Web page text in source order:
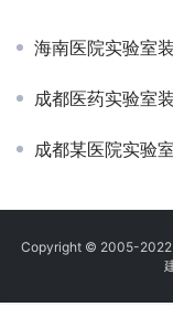
海南医院实验室
成都医药实验室
成都某医院实验
Copyright © 2005-2022